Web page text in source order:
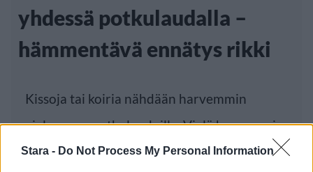
Stara - Do Not Process My Personal Information
yhdessä potkulaudalla –
hämmentävä ennätys rikki
Kissoja tai koiria nähdään harvemmin
ajelemassa potkulaudoilla. Vielä harvemmin
niitä